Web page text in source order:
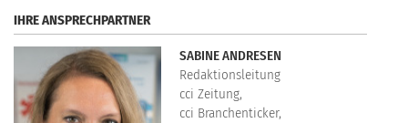
IHRE ANSPRECHPARTNER
SABINE ANDRESEN
Redaktionsleitung
cci Zeitung,
cci Branchenticker,